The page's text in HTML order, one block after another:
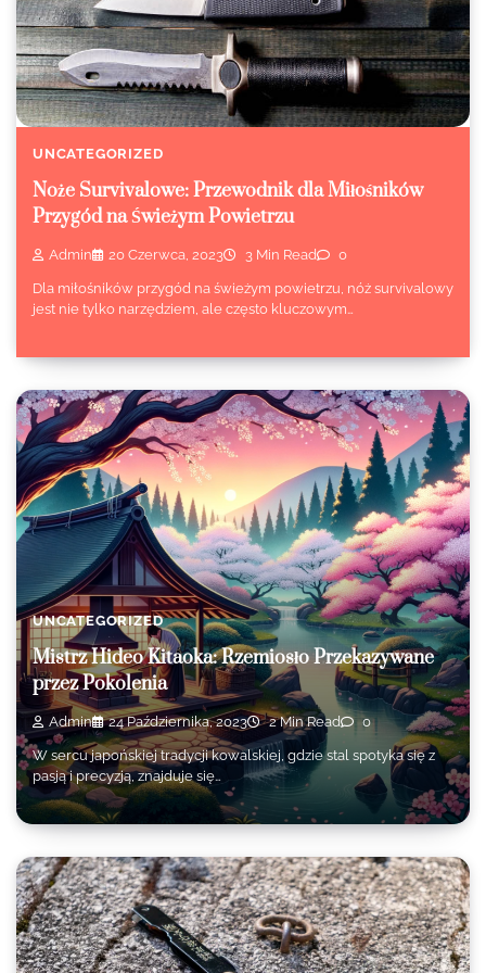
UNCATEGORIZED
Noże Survivalowe: Przewodnik dla Miłośników
Przygód na Świeżym Powietrzu
Admin 20 Czerwca, 2023 3 Min Read 0
Dla miłośników przygód na świeżym powietrzu, nóż survivalowy
jest nie tylko narzędziem, ale często kluczowym…
UNCATEGORIZED
Mistrz Hideo Kitaoka: Rzemiosło Przekazywane
przez Pokolenia
Admin 24 Października, 2023 2 Min Read 0
W sercu japońskiej tradycji kowalskiej, gdzie stal spotyka się z
pasją i precyzją, znajduje się…